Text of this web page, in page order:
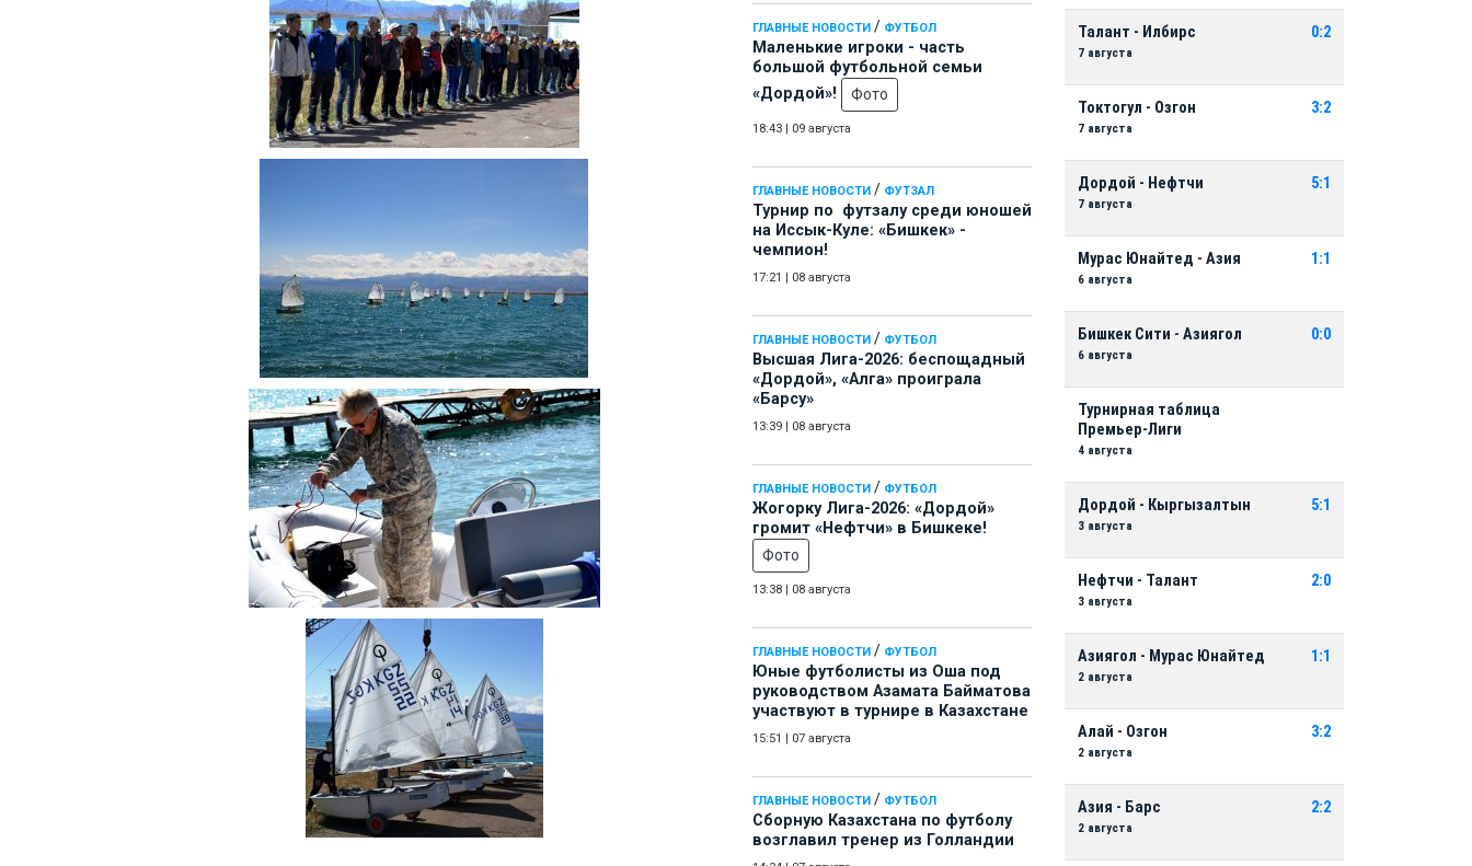
ГЛАВНЫЕ НОВОСТИ / ФУТБОЛ
Маленькие игроки - часть
большой футбольной семьи
«Дордой»!
Фото
18:43 09 августа
ГЛАВНЫЕ НОВОСТИ / ФУТЗАЛ
Турнир по футзалу среди юношей
на Иссык-Куле: «Бишкек» -
чемпион!
17:21 08 августа
ГЛАВНЫЕ НОВОСТИ / ФУТБОЛ
Высшая Лига-2026: беспощадный
«Дордой», «Алга» проиграла
«Барсу»
13:39 08 августа
ГЛАВНЫЕ НОВОСТИ / ФУТБОЛ
Жогорку Лига-2026: «Дордой»
громит «Нефтчи» в Бишкеке!
Фото
13:38 08 августа
ГЛАВНЫЕ НОВОСТИ / ФУТБОЛ
Юные футболисты из Оша под
руководством Азамата Байматова
участвуют в турнире в Казахстане
15:51 07 августа
ГЛАВНЫЕ НОВОСТИ / ФУТБОЛ
Сборную Казахстана по футболу
возглавил тренер из Голландии
Талант - Илбирс
7 августа
0:2
Токтогул - Озгон
7 августа
3:2
Дордой - Нефтчи
7 августа
5:1
Мурас Юнайтед - Азия
6 августа
1:1
Бишкек Сити - Азиягол
6 августа
0:0
Турнирная таблица
Премьер-Лиги
4 августа
Дордой - Кыргызалтын
3 августа
5:1
Нефтчи - Талант
3 августа
2:0
Азиягол - Мурас Юнайтед
2 августа
1:1
Алай - Озгон
2 августа
3:2
Азия - Барс
2 августа
2:2